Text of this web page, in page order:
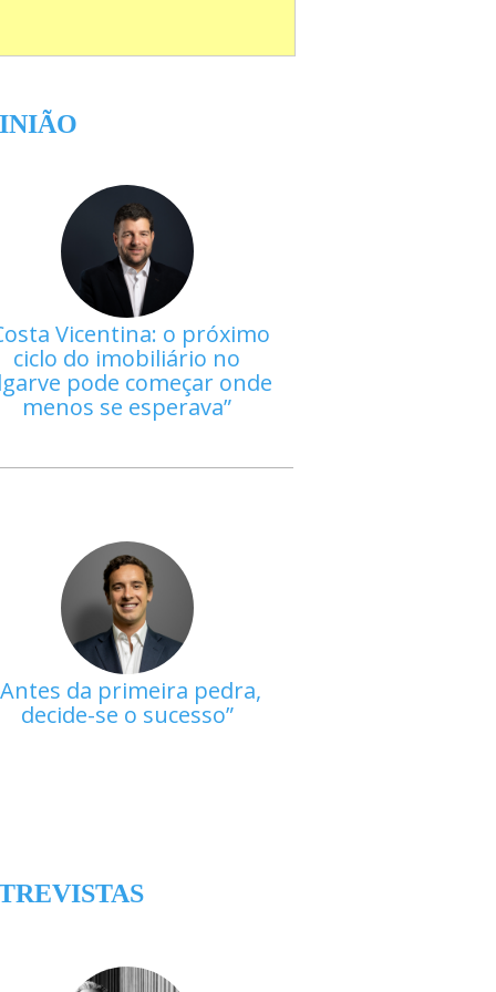
Vicentina: o próximo
ciclo do imobiliário no
pode começar onde
menos se esperava
Antes da primeira pedra,
decide-se o sucesso